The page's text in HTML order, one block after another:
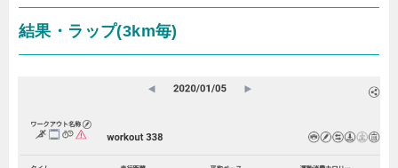
結果・ラップ(3km毎)